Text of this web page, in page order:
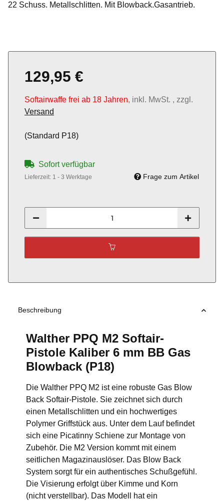
22 Schuss. Metallschlitten. Mit Blowback.Gasantrieb.
129,95 €
Softairwaffe frei ab 18 Jahren, inkl. MwSt. , zzgl.
Versand
(Standard P18)
Sofort verfügbar
Lieferzeit: 1 - 3 Werktage Frage zum Artikel
Beschreibung
Walther PPQ M2 Softair-
Pistole Kaliber 6 mm BB Gas
Blowback (P18)
Die Walther PPQ M2 ist eine robuste Gas Blow
Back Softair-Pistole. Sie zeichnet sich durch
einen Metallschlitten und ein hochwertiges
Polymer Griffstück aus. Unter dem Lauf befindet
sich eine Picatinny Schiene zur Montage von
Zubehör. Die M2 Version kommt mit einem
seitlichen Magazinauslöser. Das Blow Back
System sorgt für ein authentisches Schußgefühl.
Die Visierung erfolgt über Kimme und Korn
(nicht verstellbar). Das Modell hat ein